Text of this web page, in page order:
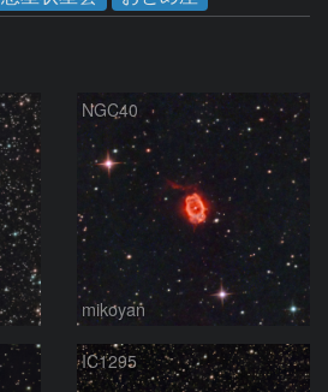
NGC40
mikoyan
IC1295